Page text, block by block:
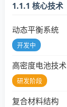
1.1.1 核心技术
动态平衡系统
开发中
高密度电池技术
研发阶段
复合材料结构